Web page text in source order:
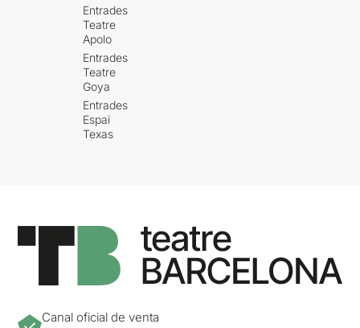
Entrades
Teatre
Apolo
Entrades
Teatre
Goya
Entrades
Espai
Texas
Canal oficial de venta